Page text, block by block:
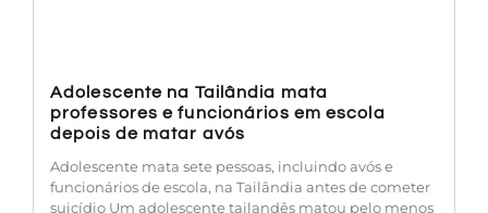
Adolescente na Tailândia mata
professores e funcionários em escola
depois de matar avós
Adolescente mata sete pessoas, incluindo avós e
funcionários de escola, na Tailândia antes de cometer
suicídio Um adolescente tailandês matou pelo menos